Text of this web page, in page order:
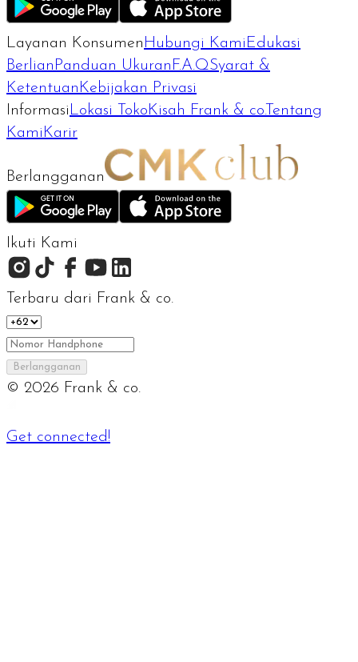
Layanan Konsumen Hubungi Kami Edukasi
Berlian Panduan Ukuran F.A.QSyarat &
Ketentuan Kebijakan Privasi
Informasi Lokasi Toko Kisah Frank & co.Tentang
Kami Karir
Berlangganan
Ikuti Kami
Terbaru dari Frank & co.
Berlangganan
© 2026 Frank & co.
Get connected!